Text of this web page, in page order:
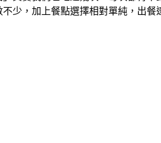
少，加上餐點選擇相對單純，出